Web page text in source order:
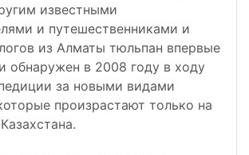
известными
и путешественниками и
из Алматы тюльпан впервые
обнаружен в 2008 году в ходу
за новыми видами
произрастают только на